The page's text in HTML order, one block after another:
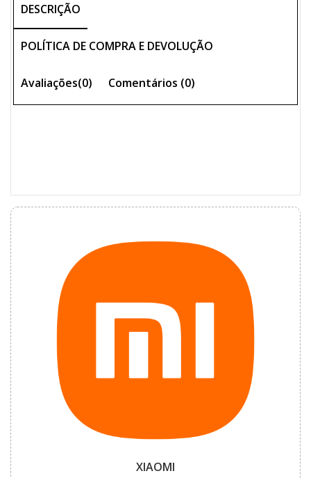
DESCRIÇÃO
POLÍTICA DE COMPRA E DEVOLUÇÃO
Avaliações(0) Comentários (0)
XIAOMI